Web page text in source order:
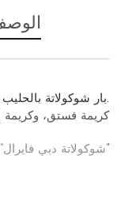
.بار شوكولاتة
كريمة فستق، وكريمة
“شوكولاتة دبي فايرال”